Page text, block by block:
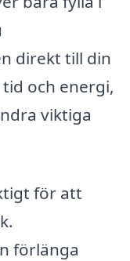
direkt till din
och energi,
viktiga
för att
förlänga